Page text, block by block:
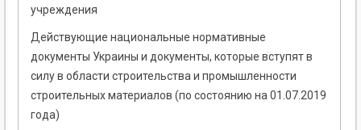
учреждения
Действующие национальные нормативные
документы Украины и документы, которые вступят в
силу в области строительства и промышленности
строительных материалов (по состоянию на 01.07.2019
года)